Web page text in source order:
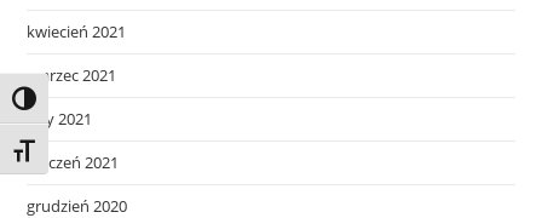
Toggle High Contrast
Toggle Font size
kwiecień 2021
marzec 2021
luty 2021
styczeń 2021
grudzień 2020